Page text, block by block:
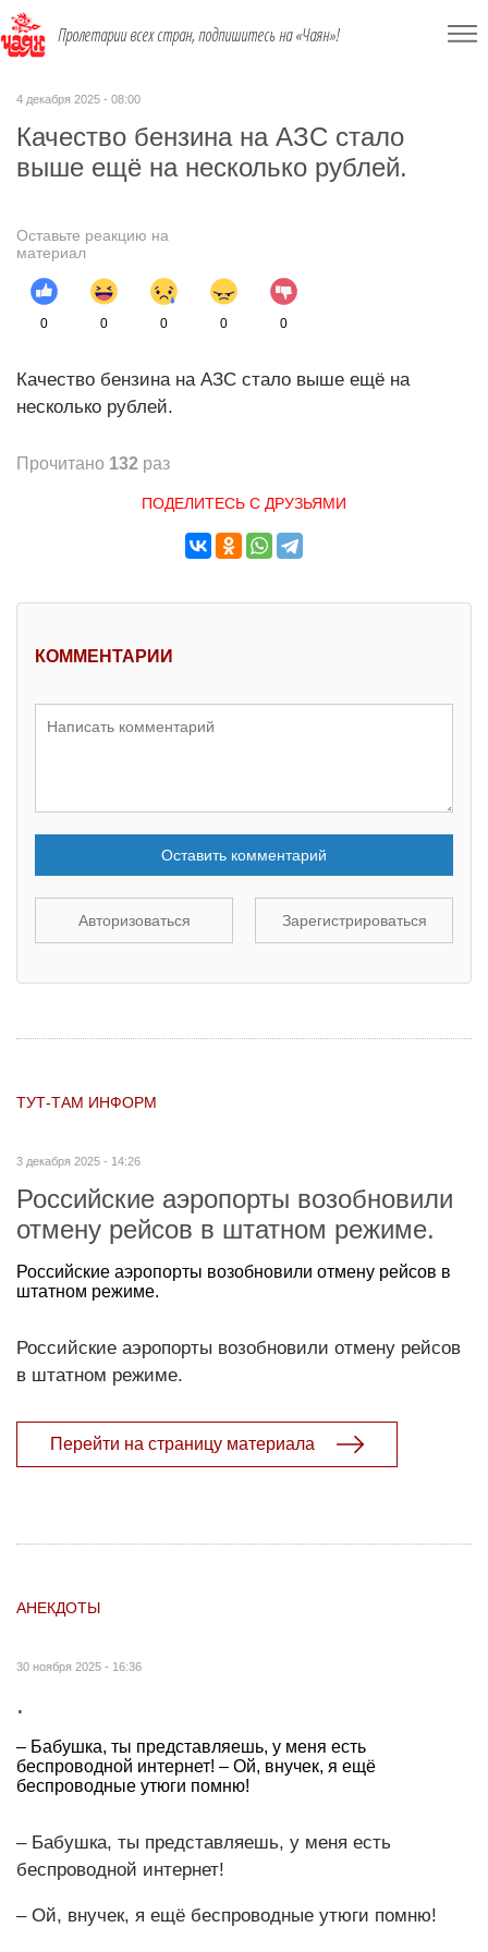
Пролетарии всех стран, подпишитесь на «Чаян»!
4 декабря 2025 - 08:00
Качество бензина на АЗС стало
выше ещё на несколько рублей.
Оставьте реакцию на
материал
0 0 0 0 0
Качество бензина на АЗС стало выше ещё на
несколько рублей.
Прочитано 132 раз
ПОДЕЛИТЕСЬ С ДРУЗЬЯМИ
КОММЕНТАРИИ
Оставить комментарий
Авторизоваться Зарегистрироваться
ТУТ-ТАМ ИНФОРМ
3 декабря 2025 - 14:26
Российские аэропорты возобно­вили
отмену рейсов в штатном режиме.
Российские аэропорты возобно­вили отмену рейсов в
штатном режиме.
Российские аэропорты возобно­вили отмену рейсов
в штатном режиме.
Перейти на страницу материала
АНЕКДОТЫ
30 ноября 2025 - 16:36
.
– Бабушка, ты представляешь, у меня есть
беспроводной интернет! – Ой, внучек, я ещё
беспроводные утюги помню!
– Бабушка, ты представляешь, у меня есть
беспроводной интернет!
– Ой, внучек, я ещё беспроводные утюги помню!